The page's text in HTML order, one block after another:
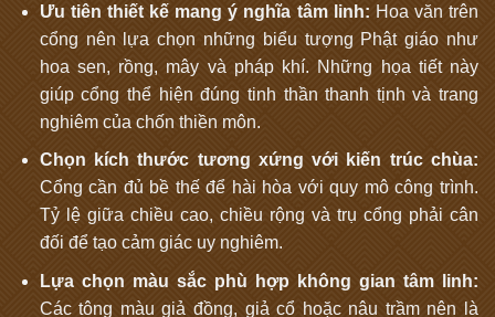
Ưu tiên thiết kế mang ý nghĩa tâm linh: Hoa văn trên
cổng nên lựa chọn những biểu tượng Phật giáo như
hoa sen, rồng, mây và pháp khí. Những họa tiết này
giúp cổng thể hiện đúng tinh thần thanh tịnh và trang
nghiêm của chốn thiền môn.
Chọn kích thước tương xứng với kiến trúc chùa:
Cổng cần đủ bề thế để hài hòa với quy mô công trình.
Tỷ lệ giữa chiều cao, chiều rộng và trụ cổng phải cân
đối để tạo cảm giác uy nghiêm.
Lựa chọn màu sắc phù hợp không gian tâm linh:
Các tông màu giả đồng, giả cổ hoặc nâu trầm nên là